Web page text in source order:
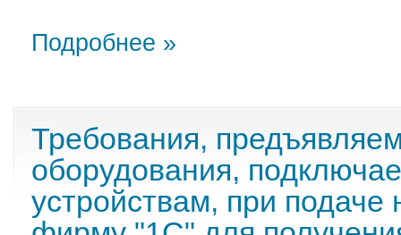
Подробнее »
Требования,
оборудования,
устройствам, при